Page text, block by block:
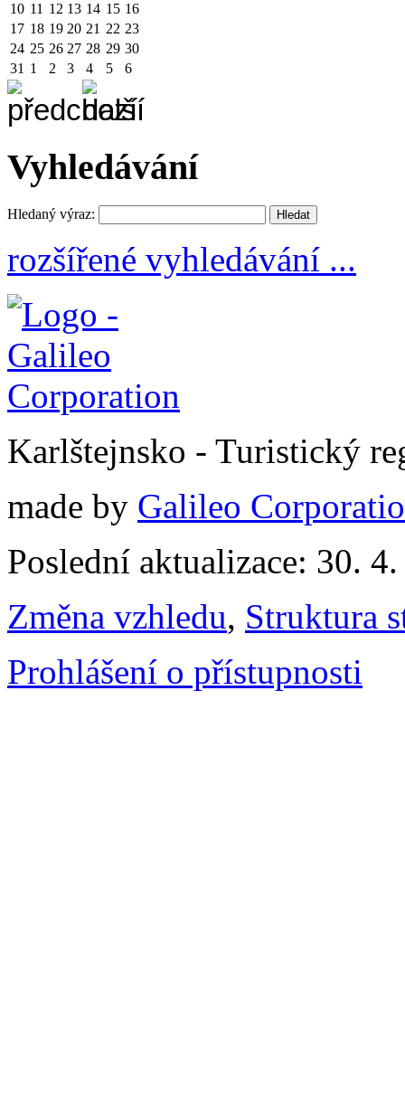
10 11 12 13 14 15 16
17 18 19 20 21 22 23
24 25 26 27 28 29 30
31 1 2 3 4 5 6
Vyhledávání
Hledaný výraz:
rozšířené vyhledávání ...
Karlštejnsko - Turistický
made by Galileo
Poslední aktualizace: 30.
Změna vzhledu, Struktura
Prohlášení o přístupnosti